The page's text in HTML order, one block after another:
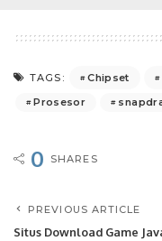
TAGS: Chipset
Prosesor
0 SHARES
PREVIOUS ARTICLE
Situs Download Game